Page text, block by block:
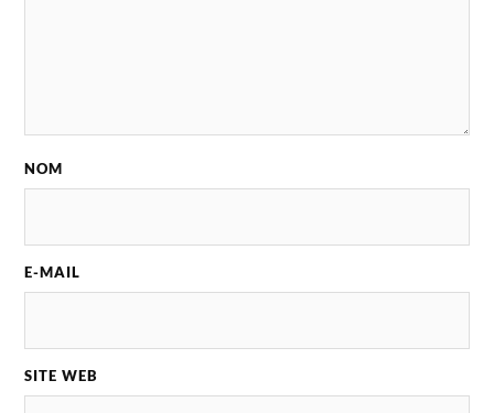
NOM
E-MAIL
SITE WEB